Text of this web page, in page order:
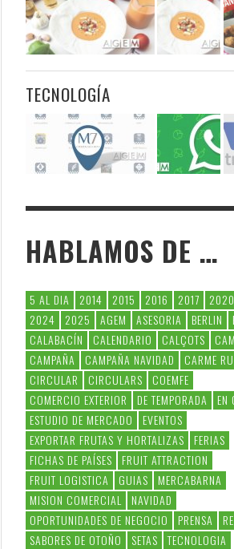
TECNOLOGÍA
HABLAMOS DE …
5 AL DIA 2014 2015 2016 2017 2020
2024
2025 AGEM ASESORIA BERLIN
CALABACÍN
CALENDARIO CALÇOTS
CAMPAÑA
CAMPAÑA NAVIDAD
CARME
CIRCULAR
CIRCULARS
COEMFE
COMERCIO EXTERIOR
DE TEMPORADA
EN
ESTUDIO DE MERCADO
EVENTOS
EXPORTAR FRUTAS Y HORTALIZAS
FERIAS
FICHAS DE PAÍSES
FRUIT ATTRACTION
FRUIT LOGISTICA
GUIAS
MERCABARNA
MISION COMERCIAL
NAVIDAD
OPORTUNIDADES DE NEGOCIO
PRENSA
SABORES DE OTOÑO
SETAS
TECNOLOGIA